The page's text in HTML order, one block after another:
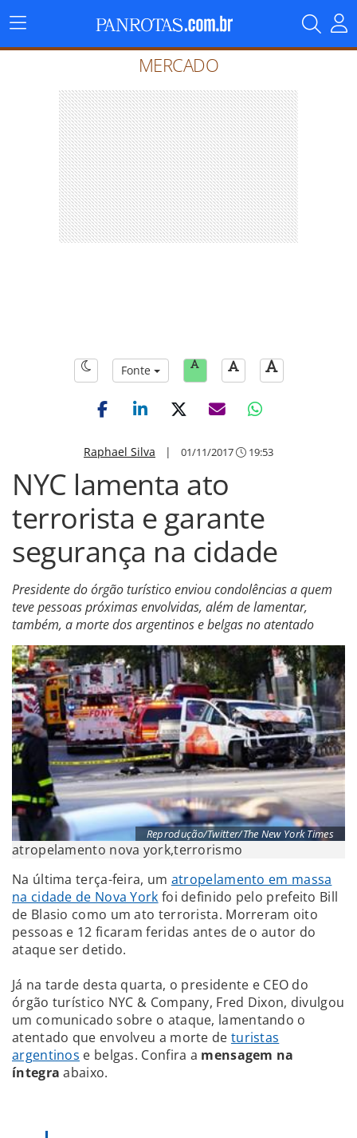
Menu
Principal
MERCADO
Fonte
Raphael Silva | 01/11/2017 19:53
NYC lamenta ato
terrorista e garante
segurança na cidade
Presidente do órgão turístico enviou condolências a quem
teve pessoas próximas envolvidas, além de lamentar,
também, a morte dos argentinos e belgas no atentado
Reprodução/Twitter/The New York Times
atropelamento nova york,terrorismo
Na última terça-feira, um atropelamento em massa
na cidade de Nova York foi definido pelo prefeito Bill
de Blasio como um ato terrorista. Morreram oito
pessoas e 12 ficaram feridas antes de o autor do
ataque ser detido.
Já na tarde desta quarta, o presidente e CEO do
órgão turístico NYC & Company, Fred Dixon, divulgou
um comunicado sobre o ataque, lamentando o
atentado que envolveu a morte de turistas
argentinos e belgas. Confira a mensagem na
íntegra abaixo.